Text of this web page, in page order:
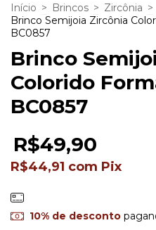
Início > Brincos > Zircônia >
Brinco Semijoia Zircônia
BC0857
Brinco
Colorido
BC0857
R$49,90
R$44,91 com Pix
10% de desconto